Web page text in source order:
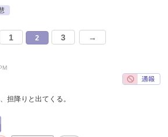
1 2 3 →
担降りと出てくる。